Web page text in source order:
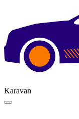
Karavan